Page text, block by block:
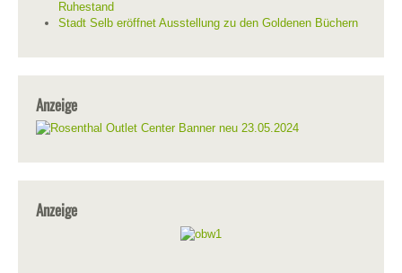
Ruhestand
Stadt Selb eröffnet Ausstellung zu den Goldenen Büchern
Anzeige
Anzeige